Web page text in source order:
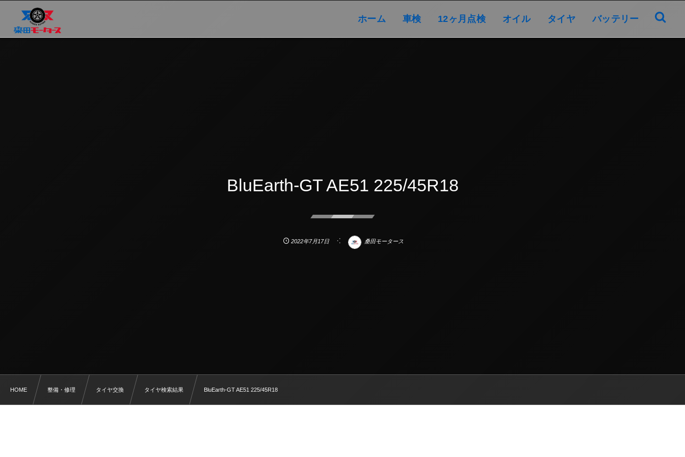
ホーム
ホーム 車検
車検 12ヶ月点検 オイル
オイル タイヤ
タイヤ バッテリー
バッテリー
BluEarth-GT AE51 225/45R18
2022年7月17日 桑田モータース
HOME 整備・修理 タイヤ交換 タイヤ検索結果 BluEarth-GT AE51 225/45R18